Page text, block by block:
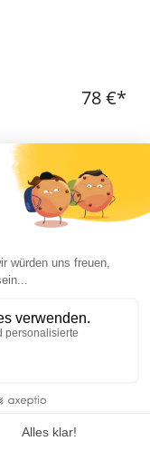
78 €*
in trendiger
des Essens